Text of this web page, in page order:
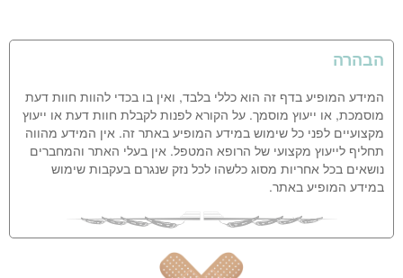
הבהרה
המידע המופיע בדף זה הוא כללי בלבד, ואין בו בכדי להוות חוות דעת
מוסמכת, או ייעוץ מוסמך. על הקורא לפנות לקבלת חוות דעת או ייעוץ
מקצועיים לפני כל שימוש במידע המופיע באתר זה. אין המידע מהווה
תחליף לייעוץ מקצועי של הרופא המטפל. אין בעלי האתר והמחברים
נושאים בכל אחריות מסוג כלשהו לכל נזק שנגרם בעקבות שימוש
במידע המופיע באתר.